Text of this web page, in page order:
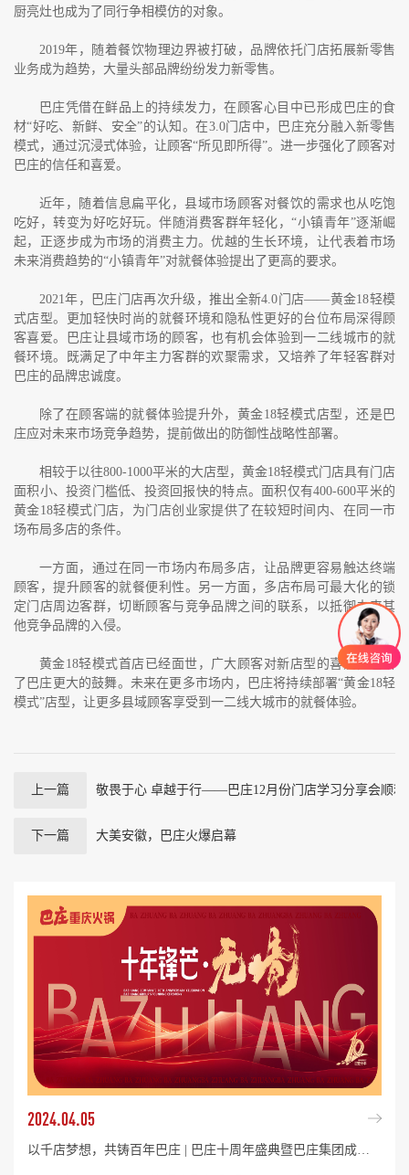
厨亮灶也成为了同行争相模仿的对象。
2019年，随着餐饮物理边界被打破，品牌依托门店拓展新零售
业务成为趋势，大量头部品牌纷纷发力新零售。
巴庄凭借在鲜品上的持续发力，在顾客心目中已形成巴庄的食
材“好吃、新鲜、安全”的认知。在3.0门店中，巴庄充分融入新零售
模式，通过沉浸式体验，让顾客“所见即所得”。进一步强化了顾客对
巴庄的信任和喜爱。
近年，随着信息扁平化，县域市场顾客对餐饮的需求也从吃饱
吃好，转变为好吃好玩。伴随消费客群年轻化，“小镇青年”逐渐崛
起，正逐步成为市场的消费主力。优越的生长环境，让代表着市场
未来消费趋势的“小镇青年”对就餐体验提出了更高的要求。
2021年，巴庄门店再次升级，推出全新4.0门店——黄金18轻模
式店型。更加轻快时尚的就餐环境和隐私性更好的台位布局深得顾
客喜爱。巴庄让县域市场的顾客，也有机会体验到一二线城市的就
餐环境。既满足了中年主力客群的欢聚需求，又培养了年轻客群对
巴庄的品牌忠诚度。
除了在顾客端的就餐体验提升外，黄金18轻模式店型，还是巴
庄应对未来市场竞争趋势，提前做出的防御性战略性部署。
相较于以往800-1000平米的大店型，黄金18轻模式门店具有门店
面积小、投资门槛低、投资回报快的特点。面积仅有400-600平米的
黄金18轻模式门店，为门店创业家提供了在较短时间内、在同一市
场布局多店的条件。
一方面，通过在同一市场内布局多店，让品牌更容易触达终端
顾客，提升顾客的就餐便利性。另一方面，多店布局可最大化的锁
定门店周边客群，切断顾客与竞争品牌之间的联系，以抵御未来其
他竞争品牌的入侵。
黄金18轻模式首店已经面世，广大顾客对新店型的喜爱，也给
了巴庄更大的鼓舞。未来在更多市场内，巴庄将持续部署“黄金18轻
模式”店型，让更多县域顾客享受到一二线大城市的就餐体验。
上一篇 敬畏于心 卓越于行——巴庄12月份门店学习分享会顺利
下一篇 大美安徽，巴庄火爆启幕
2024.04.05